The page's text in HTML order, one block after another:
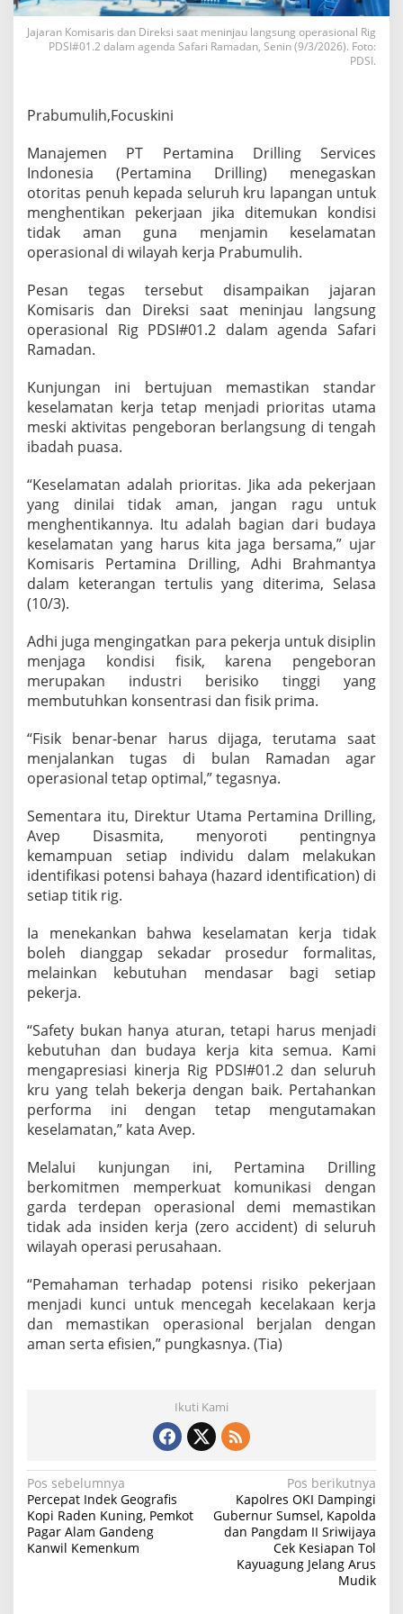
D
r
B
u
y
a
S
t
o
p
o
k
i
u
t
u
e
g
a
h
K
e
e
k
a
n
d
R
i
g
P
a
b
u
m
u
h
Jajaran Komisaris dan Direksi saat meninjau langsung operasional Rig
PDSI#01.2 dalam agenda Safari Ramadan, Senin (9/3/2026). Foto:
PDSI.
Prabumulih,Focuskini
Manajemen PT Pertamina Drilling Services
Indonesia (Pertamina Drilling) menegaskan
otoritas penuh kepada seluruh kru lapangan untuk
menghentikan pekerjaan jika ditemukan kondisi
tidak aman guna menjamin keselamatan
operasional di wilayah kerja Prabumulih.
Pesan tegas tersebut disampaikan jajaran
Komisaris dan Direksi saat meninjau langsung
operasional Rig PDSI#01.2 dalam agenda Safari
Ramadan.
Kunjungan ini bertujuan memastikan standar
keselamatan kerja tetap menjadi prioritas utama
meski aktivitas pengeboran berlangsung di tengah
ibadah puasa.
“Keselamatan adalah prioritas. Jika ada pekerjaan
yang dinilai tidak aman, jangan ragu untuk
menghentikannya. Itu adalah bagian dari budaya
keselamatan yang harus kita jaga bersama,” ujar
Komisaris Pertamina Drilling, Adhi Brahmantya
dalam keterangan tertulis yang diterima, Selasa
(10/3).
Adhi juga mengingatkan para pekerja untuk disiplin
menjaga kondisi fisik, karena pengeboran
merupakan industri berisiko tinggi yang
membutuhkan konsentrasi dan fisik prima.
“Fisik benar-benar harus dijaga, terutama saat
menjalankan tugas di bulan Ramadan agar
operasional tetap optimal,” tegasnya.
Sementara itu, Direktur Utama Pertamina Drilling,
Avep Disasmita, menyoroti pentingnya
kemampuan setiap individu dalam melakukan
identifikasi potensi bahaya (hazard identification) di
setiap titik rig.
Ia menekankan bahwa keselamatan kerja tidak
boleh dianggap sekadar prosedur formalitas,
melainkan kebutuhan mendasar bagi setiap
pekerja.
“Safety bukan hanya aturan, tetapi harus menjadi
kebutuhan dan budaya kerja kita semua. Kami
mengapresiasi kinerja Rig PDSI#01.2 dan seluruh
kru yang telah bekerja dengan baik. Pertahankan
performa ini dengan tetap mengutamakan
keselamatan,” kata Avep.
Melalui kunjungan ini, Pertamina Drilling
berkomitmen memperkuat komunikasi dengan
garda terdepan operasional demi memastikan
tidak ada insiden kerja (zero accident) di seluruh
wilayah operasi perusahaan.
“Pemahaman terhadap potensi risiko pekerjaan
menjadi kunci untuk mencegah kecelakaan kerja
dan memastikan operasional berjalan dengan
aman serta efisien,” pungkasnya. (Tia)
Ikuti Kami
N
a
v
Pos sebelumnya
Percepat Indek Geografis
Kopi Raden Kuning, Pemkot
Pagar Alam Gandeng
Kanwil Kemenkum
Pos berikutnya
Kapolres OKI Dampingi
Gubernur Sumsel, Kapolda
dan Pangdam II Sriwijaya
Cek Kesiapan Tol
Kayuagung Jelang Arus
Mudik